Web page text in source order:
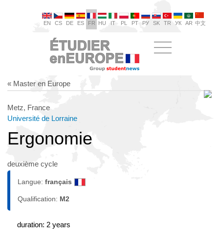
EN CS DE ES FR HU IT PL PT РУ SK TR УК AR 中文
« Master en Europe
Metz, France
Université de Lorraine
Ergonomie
deuxième cycle
Langue: français
Qualification: M2
duration: 2 years